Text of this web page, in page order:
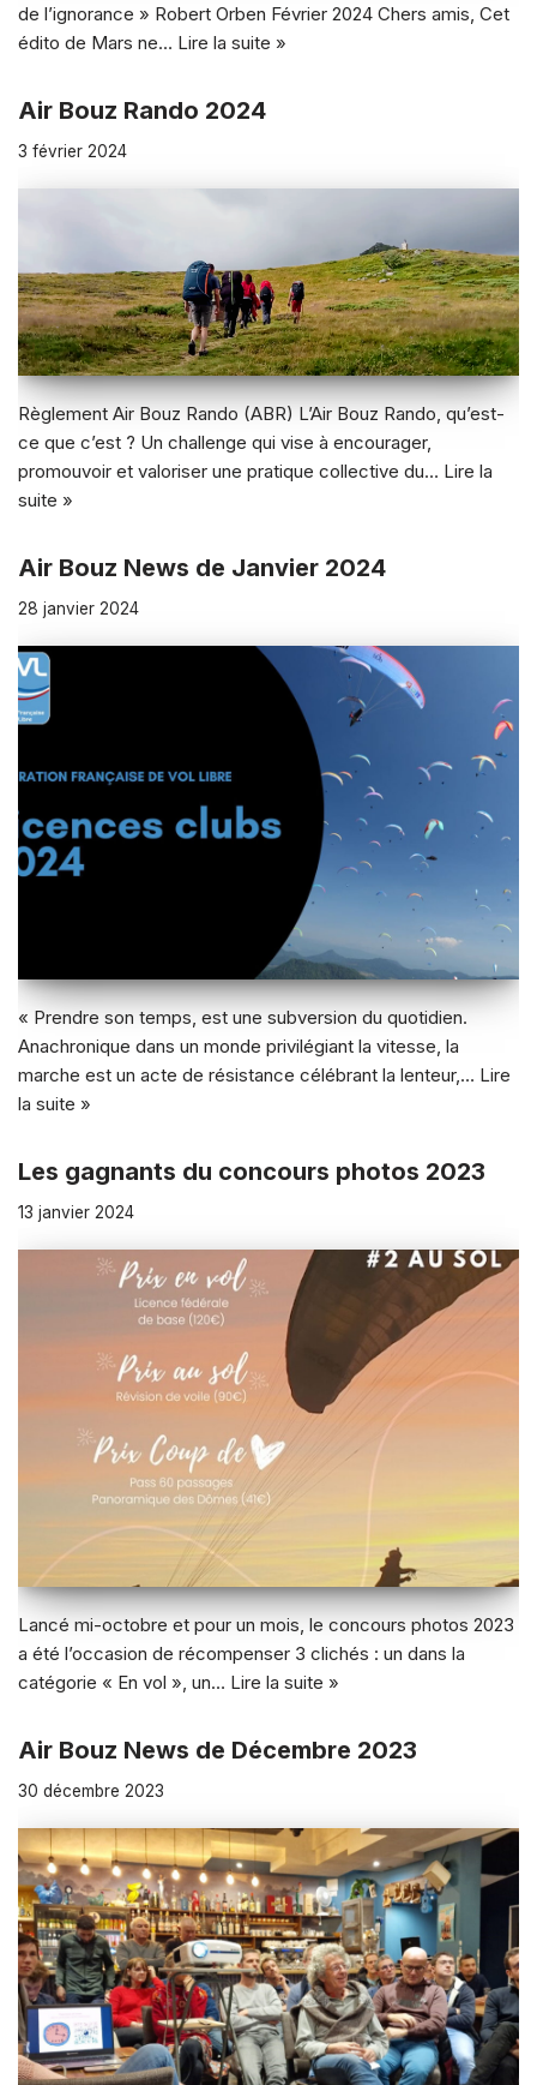
de l’ignorance » Robert Orben Février 2024 Chers amis, Cet
édito de Mars ne… Lire la suite »
Air Bouz Rando 2024
3 février 2024
Règlement Air Bouz Rando (ABR) L’Air Bouz Rando, qu’est-
ce que c’est ? Un challenge qui vise à encourager,
promouvoir et valoriser une pratique collective du… Lire la
suite »
Air Bouz News de Janvier 2024
28 janvier 2024
« Prendre son temps, est une subversion du quotidien.
Anachronique dans un monde privilégiant la vitesse, la
marche est un acte de résistance célébrant la lenteur,… Lire
la suite »
Les gagnants du concours photos 2023
13 janvier 2024
Lancé mi-octobre et pour un mois, le concours photos 2023
a été l’occasion de récompenser 3 clichés : un dans la
catégorie « En vol », un… Lire la suite »
Air Bouz News de Décembre 2023
30 décembre 2023